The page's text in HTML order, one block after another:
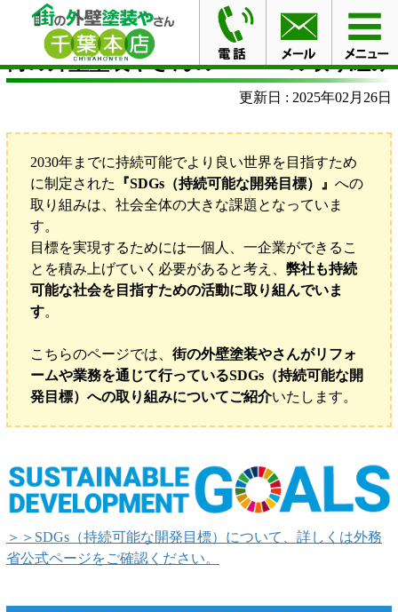
HOME 街の外壁塗装やさんのSDGsへの取り組み
街の外壁塗装やさんのSDGsへの取り組み
更新日 : 2025年02月26日
2030年までに持続可能でより良い世界を目指すため
に制定された
『SDGs（持続可能な開発目標）』 への
取り組みは、社会全体の大きな課題となっていま
す。
目標を実現するためには一個人、一企業ができるこ
とを積み上げていく必要があると考え、 弊社も持続
可能な社会を目指すための活動に取り組んでいま
す。
こちらのページでは、 街の外壁塗装やさんがリフォ
ームや業務を通じて行っているSDGs（持続可能な開
発目標）への取り組みについてご紹介いたします。
＞＞SDGs（持続可能な開発目標）について、詳しくは外務
省公式ページをご確認ください。